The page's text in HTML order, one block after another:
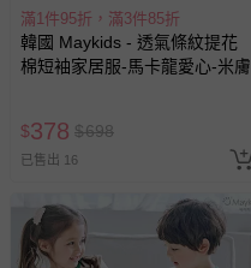
滿1件95折，滿3件85折
韓國 Maykids - 透氣條紋提花
棉短袖家居服-馬卡龍愛心-米膚
$378 $698
已售出 16